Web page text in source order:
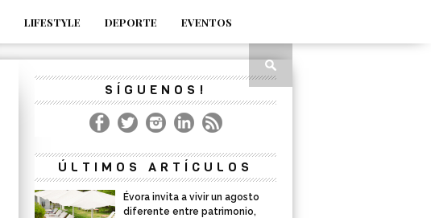
LIFESTYLE DEPORTE
EVENTOS
SÍGUENOS!
ÚLTIMOS ARTÍCULOS
Évora invita a vivir un agosto
diferente entre patrimonio,